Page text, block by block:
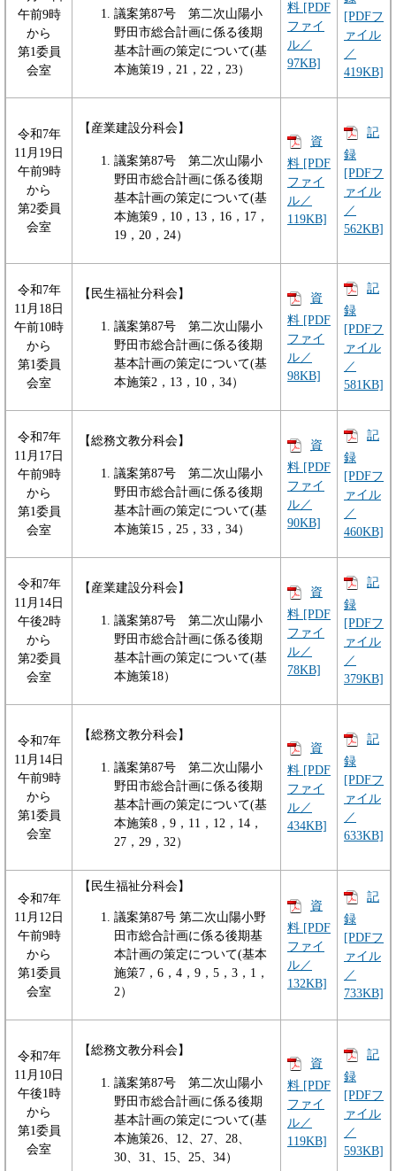
午前9時
から
第1委員
会室
議案第87号 第二次山陽小
野田市総合計画に係る後期
基本計画の策定について(基
本施策19，21，22，23）
料 [PDF
ファイ
ル／
97KB]
[PDFフ
ァイル
／
419KB]
令和7年
11月19日
午前9時
から
第2委員
会室
【産業建設分科会】
議案第87号 第二次山陽小
野田市総合計画に係る後期
基本計画の策定について(基
本施策9，10，13，16，17，
19，20，24）
資
料 [PDF
ファイ
ル／
119KB]
記
録
[PDFフ
ァイル
／
562KB]
令和7年
11月18日
午前10時
から
第1委員
会室
【民生福祉分科会】
議案第87号 第二次山陽小
野田市総合計画に係る後期
基本計画の策定について(基
本施策2，13，10，34）
資
料 [PDF
ファイ
ル／
98KB]
記
録
[PDFフ
ァイル
／
581KB]
令和7年
11月17日
午前9時
から
第1委員
会室
【総務文教分科会】
議案第87号 第二次山陽小
野田市総合計画に係る後期
基本計画の策定について(基
本施策15，25，33，34）
資
料 [PDF
ファイ
ル／
90KB]
記
録
[PDFフ
ァイル
／
460KB]
令和7年
11月14日
午後2時
から
第2委員
会室
【産業建設分科会】
議案第87号 第二次山陽小
野田市総合計画に係る後期
基本計画の策定について(基
本施策18）
資
料 [PDF
ファイ
ル／
78KB]
記
録
[PDFフ
ァイル
／
379KB]
令和7年
11月14日
午前9時
から
第1委員
会室
【総務文教分科会】
議案第87号 第二次山陽小
野田市総合計画に係る後期
基本計画の策定について(基
本施策8，9，11，12，14，
27，29，32）
資
料 [PDF
ファイ
ル／
434KB]
記
録
[PDFフ
ァイル
／
633KB]
令和7年
11月12日
午前9時
から
第1委員
会室
【民生福祉分科会】
議案第87号 第二次山陽小野
田市総合計画に係る後期基
本計画の策定について(基本
施策7，6，4，9，5，3，1，
2）
資
料 [PDF
ファイ
ル／
132KB]
記
録
[PDFフ
ァイル
／
733KB]
令和7年
11月10日
午後1時
から
第1委員
会室
【総務文教分科会】
議案第87号 第二次山陽小
野田市総合計画に係る後期
基本計画の策定について(基
本施策26、12、27、28、
30、31、15、25、34）
資
料 [PDF
ファイ
ル／
119KB]
記
録
[PDFフ
ァイル
／
593KB]